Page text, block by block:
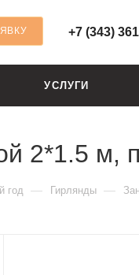
+7 (343)
УСЛУГИ
2*1.5 м,
год — Гирлянды —